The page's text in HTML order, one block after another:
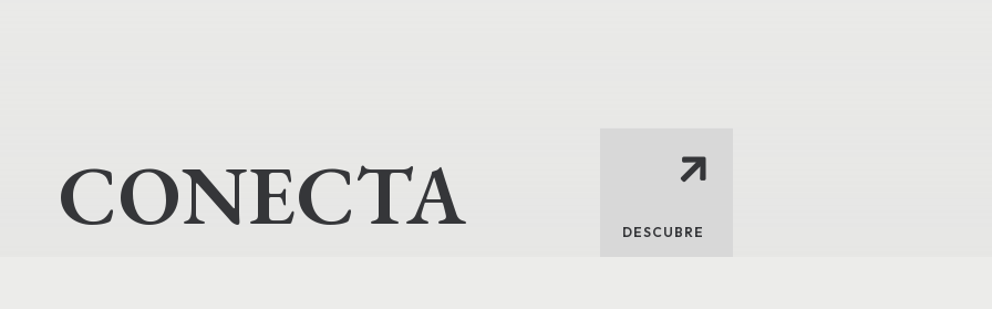
CONECTA DESCUBRE